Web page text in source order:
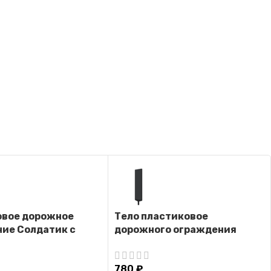
дорожное
Солдатик с
подставке
Тело пластиковое
дорожного ограждения
780 ₽